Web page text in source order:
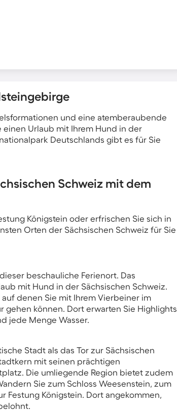
und eine atemberaubende
einen Urlaub mit Ihrem Hund in der
Deutschlands gibt es für Sie
Schweiz mit dem
Königstein oder erfrischen Sie sich in
Orten der Sächsischen Schweiz für Sie
beschauliche Ferienort. Das
mit Hund in der Sächsischen Schweiz.
denen Sie mit Ihrem Vierbeiner im
gehen können. Dort erwarten Sie Highlights
jede Menge Wasser.
Stadt als das Tor zur Sächsischen
mit seinen prächtigen
Die umliegende Region bietet zudem
Sie zum Schloss Weesenstein, zum
Festung Königstein. Dort angekommen,